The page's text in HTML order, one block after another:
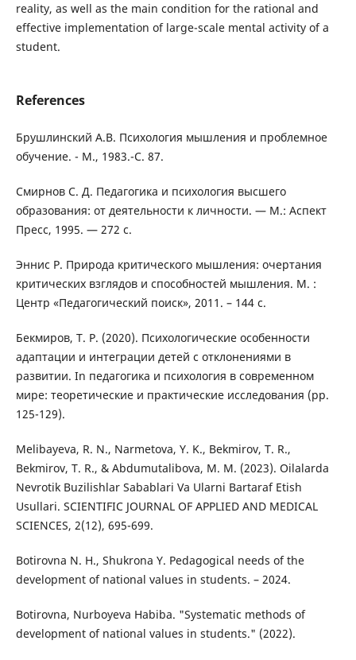
reality, as well as the main condition for the rational and
effective implementation of large-scale mental activity of a
student.
References
Брушлинский A.B. Психология мышления и проблемное
обучение. - М., 1983.-С. 87.
Смирнов С. Д. Педагогика и психология высшего
образования: от деятельности к личности. — М.: Аспект
Пресс, 1995. — 272 с.
Эннис Р. Природа критического мышления: очертания
критических взглядов и способностей мышления. М. :
Центр «Педагогический поиск», 2011. – 144 с.
Бекмиров, Т. Р. (2020). Психологические особенности
адаптации и интеграции детей с отклонениями в
развитии. In педагогика и психология в современном
мире: теоретические и практические исследования (pp.
125-129).
Melibayeva, R. N., Narmetova, Y. K., Bekmirov, T. R.,
Bekmirov, T. R., & Abdumutalibova, M. M. (2023). Oilalarda
Nevrotik Buzilishlar Sabablari Va Ularni Bartaraf Etish
Usullari. SCIENTIFIC JOURNAL OF APPLIED AND MEDICAL
SCIENCES, 2(12), 695-699.
Botirovna N. H., Shukrona Y. Pedagogical needs of the
development of national values in students. – 2024.
Botirovna, Nurboyeva Habiba. "Systematic methods of
development of national values in students." (2022).